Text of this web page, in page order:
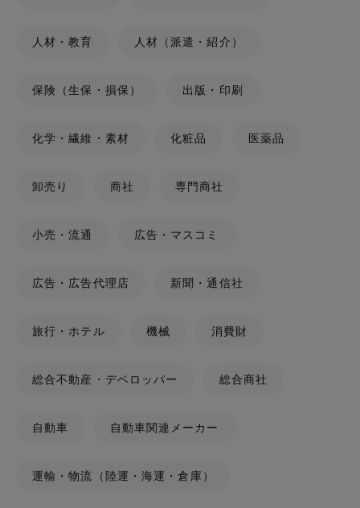
人材・教育 人材（派遣・紹介）
保険（生保・損保） 出版・印刷
化学・繊維・素材 化粧品 医薬品
卸売り 商社 専門商社
小売・流通 広告・マスコミ
広告・広告代理店 新聞・通信社
旅行・ホテル 機械 消費財
総合不動産・デベロッパー 総合商社
自動車 自動車関連メーカー
運輸・物流（陸運・海運・倉庫）